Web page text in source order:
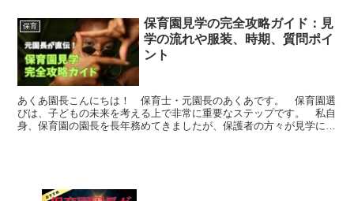
保育
保育園見学の完全攻略ガイド：見
学の流れや服装、時期、質問ポイ
ント
あくあ園長こんにちは！ 保育士・元園長のあくあです。 保育園選
びは、子どもの未来を考える上で非常に重要なステップです。 私自
身、保育園の園長を長年務めてきましたが、保護者の方々が見学に来